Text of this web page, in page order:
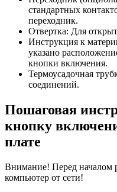
стандартных
переходник.
Отвертка: Для
Инструкция к
указано
кнопки включения.
Термоусадочная
соединений.
Пошаговая
кнопку
плате
Внимание! Перед началом
компьютер от сети!